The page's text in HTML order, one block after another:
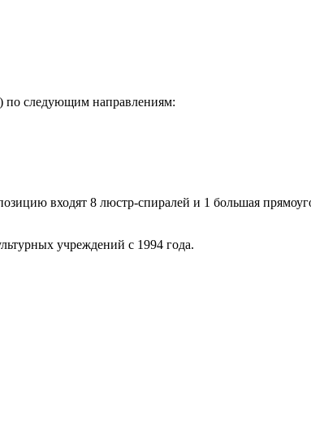
по следующим направлениям:
входят 8 люстр-спиралей и 1 большая
учреждений с 1994 года.